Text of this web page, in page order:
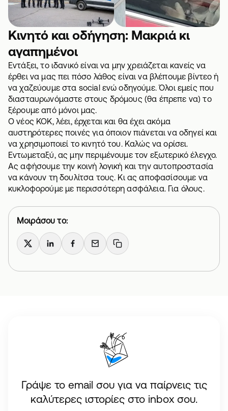
Κινητό και οδήγηση: Μακριά κι
αγαπημένοι
Εντάξει, το ιδανικό είναι να μην χρειάζεται κανείς να
έρθει να μας πει πόσο λάθος είναι να βλέπουμε βίντεο ή
να χαζεύουμε στα social ενώ οδηγούμε. Όλοι εμείς που
διασταυρωνόμαστε στους δρόμους (θα έπρεπε να) το
ξέρουμε από μόνοι μας.
Ο νέος ΚΟΚ, λέει, έρχεται και θα έχει ακόμα
αυστηρότερες ποινές για όποιον πιάνεται να οδηγεί και
να χρησιμοποιεί το κινητό του. Καλώς να ορίσει.
Εντωμεταξύ, ας μην περιμένουμε τον εξωτερικό έλεγχο.
Ας αφήσουμε την κοινή λογική και την αυτοπροστασία
να κάνουν τη δουλίτσα τους. Κι ας αποφασίσουμε να
κυκλοφορούμε με περισσότερηασφάλεια. Για όλους.
Μοιράσου το:
X LinkedInFacebook
Email Copy link
Γράψε το email σου για να παίρνεις τις
καλύτερες ιστορίες στο inbox σου.